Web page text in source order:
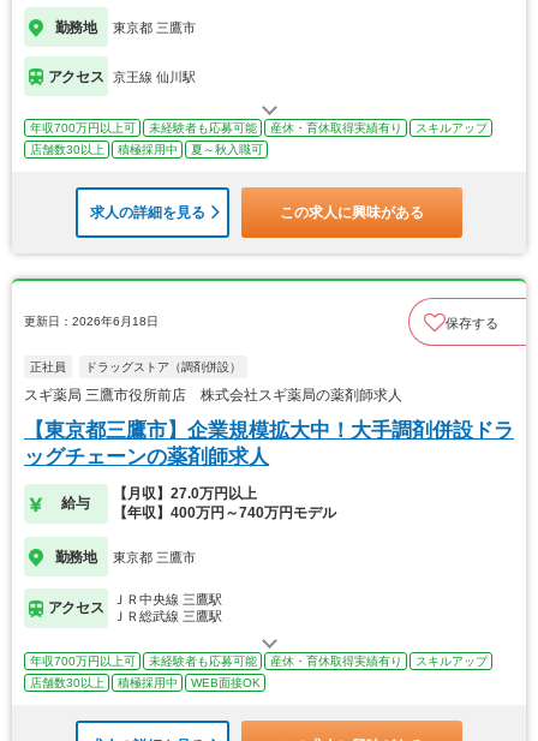
勤務地 東京都 三鷹市
アクセス 京王線 仙川駅
年収700万円以上可 未経験者も応募可能 産休・育休取得実績有り
スキルアップ
店舗数30以上
積極採用中 夏～秋入職可
求人の詳細を見る この求人に興味がある
更新日：2026年6月18日 保存する
正社員 ドラッグストア（調剤併設）
スギ薬局 三鷹市役所前店 株式会社スギ薬局の薬剤師求人
【東京都三鷹市】企業規模拡大中！大手調剤併設ドラ
ッグチェーンの薬剤師求人
給与
【月収】27.0万円以上
【年収】400万円～740万円モデル
勤務地 東京都 三鷹市
アクセス
ＪＲ中央線 三鷹駅
ＪＲ総武線 三鷹駅
年収700万円以上可 未経験者も応募可能 産休・育休取得実績有り
スキルアップ
店舗数30以上
積極採用中 WEB面接OK